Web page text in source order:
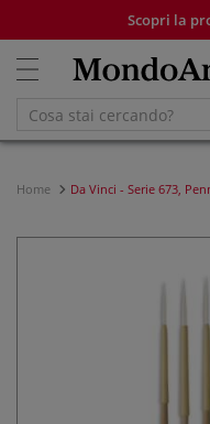
Scopri la
Home Da Vinci - Serie 673,